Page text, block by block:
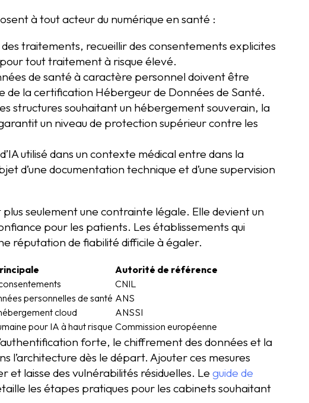
à tout acteur du numérique en santé :
traitements, recueillir des consentements explicites
tout traitement à risque élevé.
de santé à caractère personnel doivent être
de la certification Hébergeur de Données de Santé.
structures souhaitant un hébergement souverain, la
un niveau de protection supérieur contre les
utilisé dans un contexte médical entre dans la
d’une documentation technique et d’une supervision
plus seulement une contrainte légale. Elle devient un
pour les patients. Les établissements qui
réputation de fiabilité difficile à égaler.
Autorité de référence
CNIL
personnelles de santé ANS
cloud
ANSSI
pour IA à haut risque Commission européenne
forte, le chiffrement des données et la
l’architecture dès le départ. Ajouter ces mesures
et laisse des vulnérabilités résiduelles. Le guide de
les étapes pratiques pour les cabinets souhaitant